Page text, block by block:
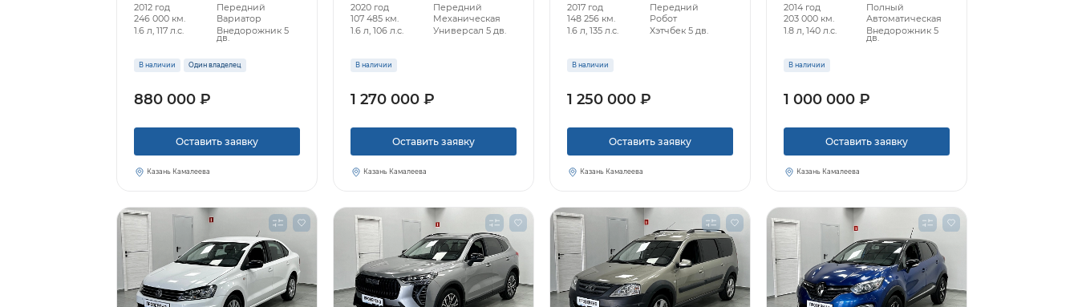
2012 год
Передний
246 000 км.
Вариатор
1.6 л, 117 л.с.
Внедорожник 5
дв.
В наличии Один владелец
880 000 ₽
Оставить заявку
Казань Камалеева
2020 год
Передний
107 485 км.
Механическая
1.6 л, 106 л.с.
Универсал 5 дв.
В наличии
1 270 000 ₽
Оставить заявку
Казань Камалеева
2017 год
Передний
148 256 км.
Робот
1.6 л, 135 л.с.
Хэтчбек 5 дв.
В наличии
1 250 000 ₽
Оставить заявку
Казань Камалеева
2014 год
Полный
203 000 км.
Автоматическая
1.8 л, 140 л.с.
Внедорожник 5
дв.
В наличии
1 000 000 ₽
Оставить заявку
Казань Камалеева